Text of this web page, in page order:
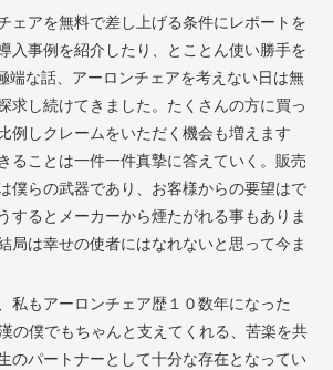
ェアを無料で差し上げる条件にレポートを
入事例を紹介したり、とことん使い勝手を
端な話、アーロンチェアを考えない日は無
求し続けてきました。たくさんの方に買っ
例しクレームをいただく機会も増えます
ることは一件一件真摯に答えていく。販売
僕らの武器であり、お客様からの要望はで
するとメーカーから煙たがれる事もありま
局は幸せの使者にはなれないと思って今ま
私もアーロンチェア歴１０数年になった
の僕でもちゃんと支えてくれる、苦楽を共
のパートナーとして十分な存在となってい